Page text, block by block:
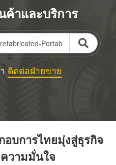
าและบริการ
ติดต่อฝ่ายขาย
บการไทยมุ่งสู่ธุรกิจ
วามมั่นใจ